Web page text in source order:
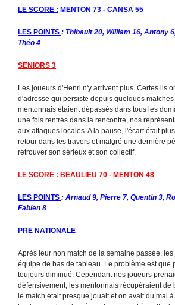
LE SCORE : MENTON 73 - CANSA 55
LES POINTS : Thibault 20, William 16, Antony
Théo 4
SENIORS 3
Les joueurs d'Henri n'y arrivent plus. Certes ils
d'adresse qui persiste depuis quelques
mentonnais étaient dépassés dans tous les
une fois rentrés dans la rencontre, nos
aux attaques locales. A la pause, l'écart était
retour dans les travers et malgré une dernière
retrouver son sérieux et son collectif.
LE SCORE : BEAULIEU 70 - MENTON 48
LES POINTS : Arnaud 9, Pierre 7, Quentin 3,
Fabien 8
PRE NATIONALE
Après leur non match de la semaine passée,
équipe de bas de tableau. Le problème est que
toujours diminué. Cependant nos joueurs
défensivement, les mentonnais récupéraient
le match était presque jouait et on avait du mal